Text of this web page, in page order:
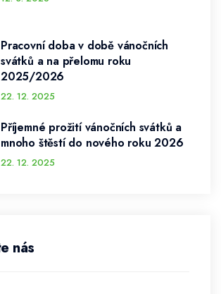
Pracovní doba v době vánočních
svátků a na přelomu roku
2025/2026
22. 12. 2025
Příjemné prožití vánočních svátků a
mnoho štěstí do nového roku 2026
22. 12. 2025
nás